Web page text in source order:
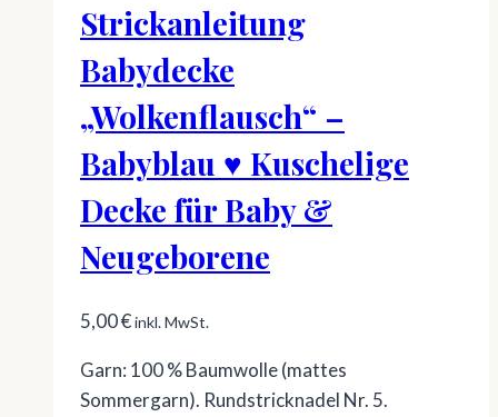
Strickanleitung
Babydecke
„Wolkenflausch“ –
Babyblau ♥ Kuschelige
Decke für Baby &
Neugeborene
5,00€inkl. MwSt.
Garn: 100 % Baumwolle (mattes
Sommergarn). Rundstricknadel Nr. 5.